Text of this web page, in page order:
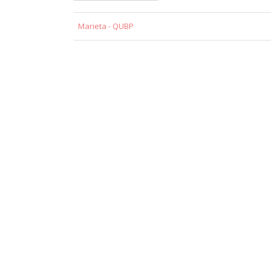
Marieta - QUBP